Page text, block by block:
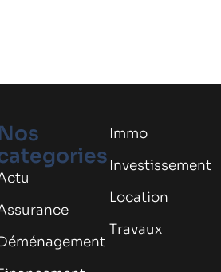
Immo
Investissement
Location
Travaux